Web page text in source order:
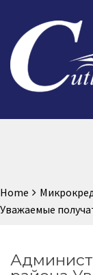
Home
Уважаемые